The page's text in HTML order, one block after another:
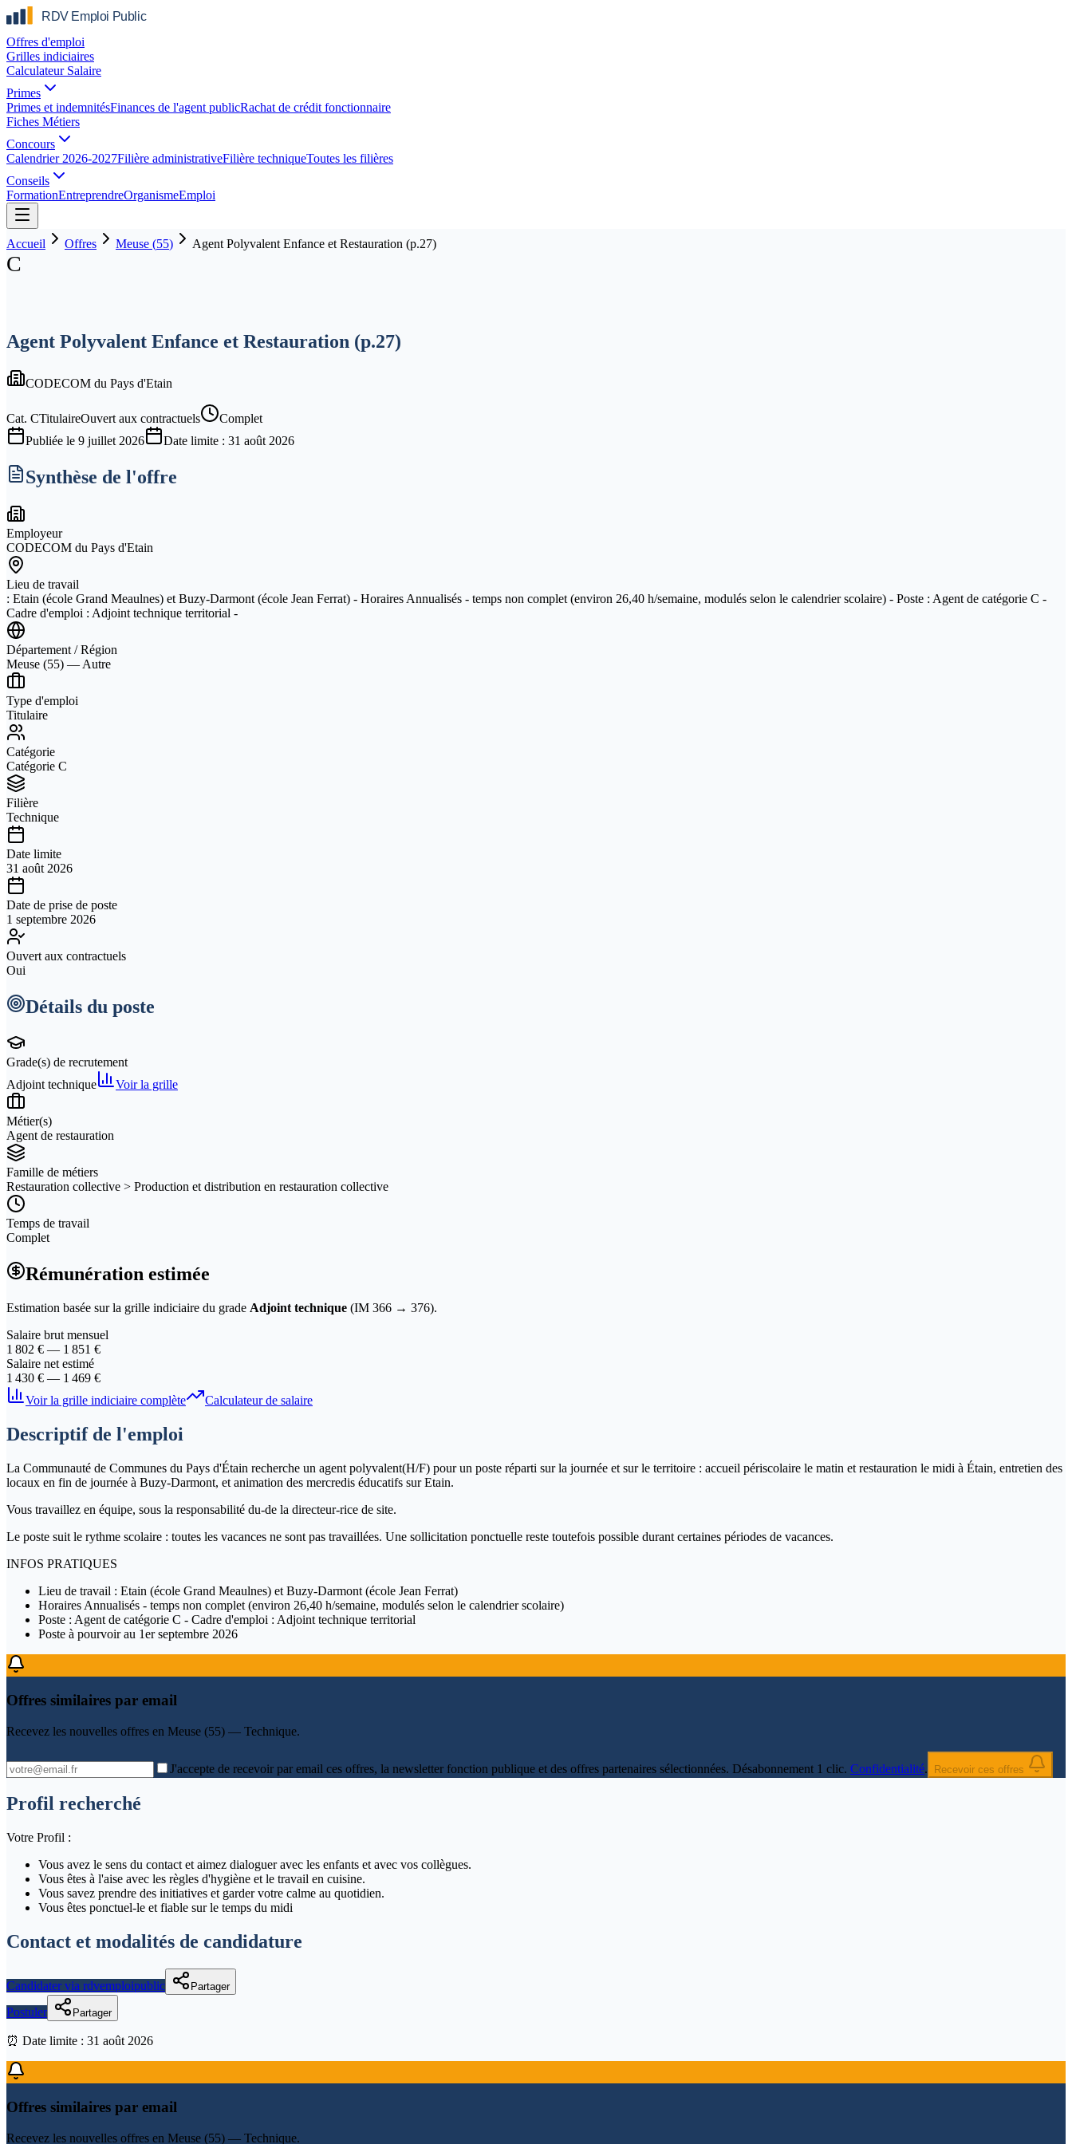
Offres d'emploi
Grilles indiciaires
Calculateur Salaire
Primes
Primes et indemnitésFinances de l'agent publicRachat de crédit fonctionnaire
Fiches Métiers
Concours
Calendrier 2026-2027Filière administrativeFilière techniqueToutes les filières
Conseils
FormationEntreprendreOrganismeEmploi
Accueil Offres Meuse (55) Agent Polyvalent Enfance et Restauration (p.27)
C
Agent Polyvalent Enfance et Restauration (p.27)
CODECOM du Pays d'Etain
Cat. CTitulaireOuvert aux contractuels
Complet
Publiée le 9 juillet 2026 Date limite : 31 août 2026
Synthèse de l'offre
Employeur
CODECOM du Pays d'Etain
Lieu de travail
: Etain (école Grand Meaulnes) et Buzy-Darmont (école Jean Ferrat) - Horaires Annualisés - temps non complet (environ 26,40 h/semaine, modulés selon le calendrier scolaire) - Poste : Agent de catégorie C -
Cadre d'emploi : Adjoint technique territorial -
Département / Région
Meuse (55) — Autre
Type d'emploi
Titulaire
Catégorie
Catégorie C
Filière
Technique
Date limite
31 août 2026
Date de prise de poste
1 septembre 2026
Ouvert aux contractuels
Oui
Détails du poste
Grade(s) de recrutement
Adjoint technique
Voir la grille
Métier(s)
Agent de restauration
Famille de métiers
Restauration collective > Production et distribution en restauration collective
Temps de travail
Complet
Rémunération estimée
Estimation basée sur la grille indiciaire du grade Adjoint technique (IM 366 → 376).
Salaire brut mensuel
1 802 € — 1 851 €
Salaire net estimé
1 430 € — 1 469 €
Voir la grille indiciaire complète
Calculateur de salaire
Descriptif de l'emploi
La Communauté de Communes du Pays d'Étain recherche un agent polyvalent(H/F) pour un poste réparti sur la journée et sur le territoire : accueil périscolaire le matin et restauration le midi à Étain, entretien des
locaux en fin de journée à Buzy-Darmont, et animation des mercredis éducatifs sur Etain.
Vous travaillez en équipe, sous la responsabilité du-de la directeur-rice de site.
Le poste suit le rythme scolaire : toutes les vacances ne sont pas travaillées. Une sollicitation ponctuelle reste toutefois possible durant certaines périodes de vacances.
INFOS PRATIQUES
Lieu de travail : Etain (école Grand Meaulnes) et Buzy-Darmont (école Jean Ferrat)
Horaires Annualisés - temps non complet (environ 26,40 h/semaine, modulés selon le calendrier scolaire)
Poste : Agent de catégorie C - Cadre d'emploi : Adjoint technique territorial
Poste à pourvoir au 1er septembre 2026
Offres similaires par email
Recevez les nouvelles offres en Meuse (55) — Technique.
J'accepte de recevoir par email ces offres, la newsletter fonction publique et des offres partenaires sélectionnées. Désabonnement 1 clic. Confidentialité. Recevoir ces offres
Profil recherché
Votre Profil :
Vous avez le sens du contact et aimez dialoguer avec les enfants et avec vos collègues.
Vous êtes à l'aise avec les règles d'hygiène et le travail en cuisine.
Vous savez prendre des initiatives et garder votre calme au quotidien.
Vous êtes ponctuel-le et fiable sur le temps du midi
Contact et modalités de candidature
Candidater via rdvemploipublic Partager
Postuler Partager
⏰ Date limite : 31 août 2026
Offres similaires par email
Recevez les nouvelles offres en Meuse (55) — Technique.